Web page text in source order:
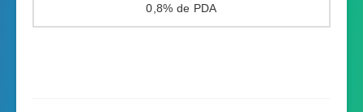
0,8%